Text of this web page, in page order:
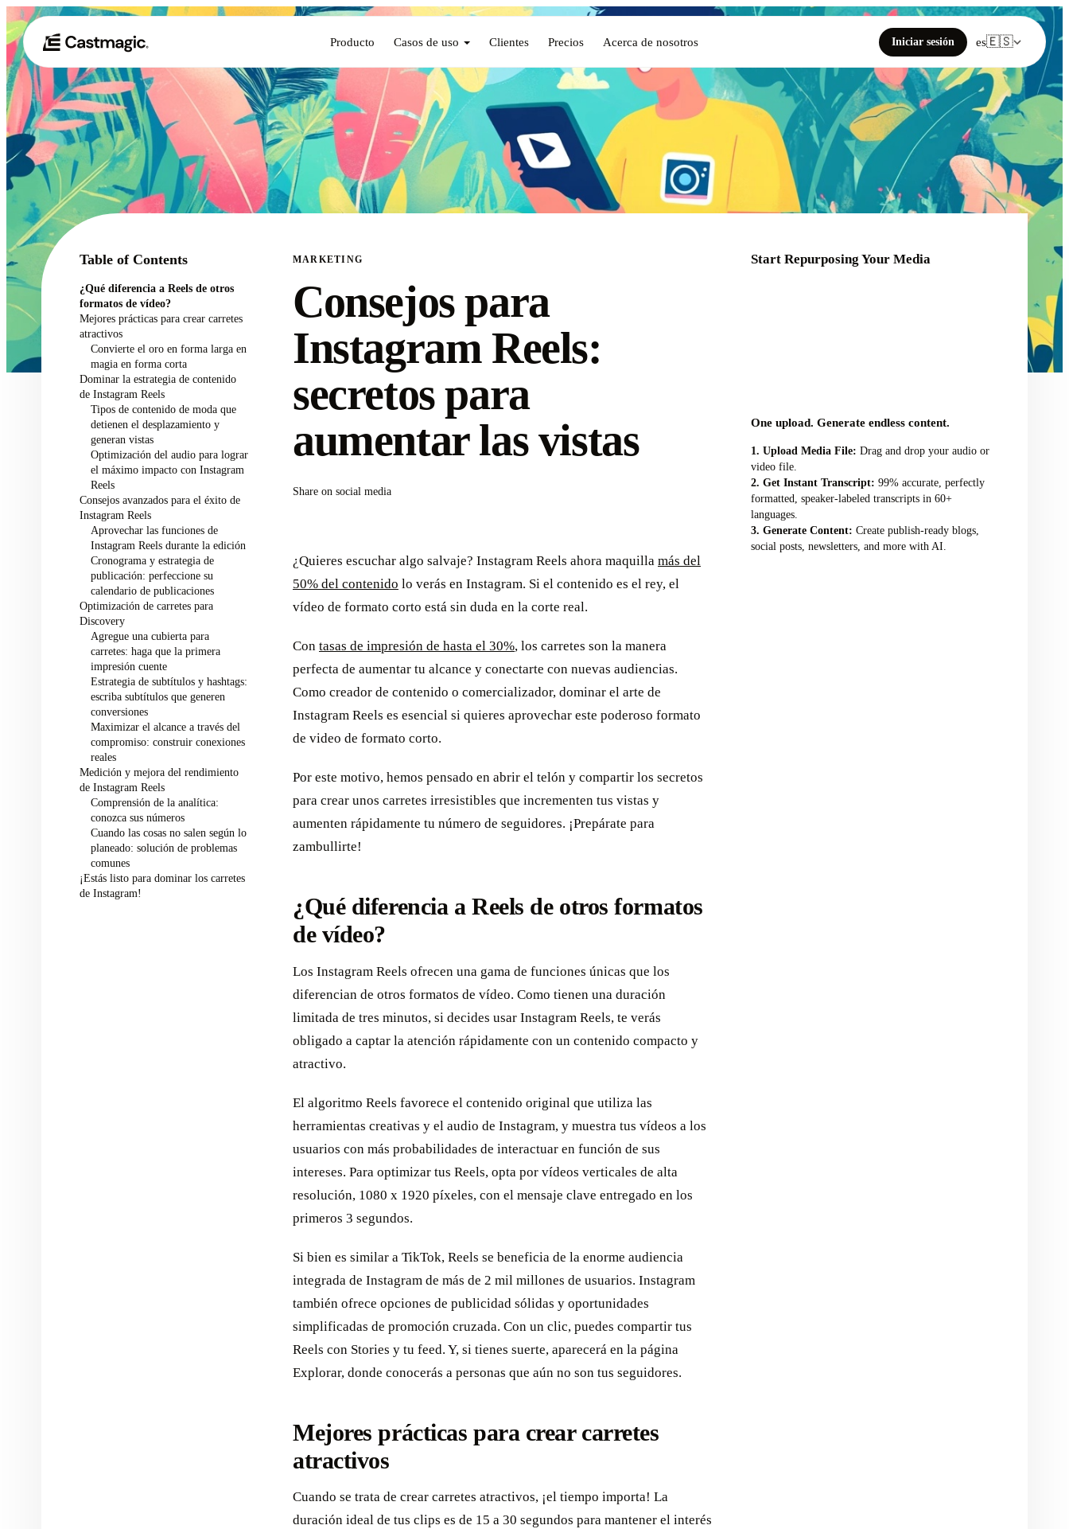
Producto Casos de uso Clientes Precios Acerca de nosotros Iniciar sesión es🇪🇸
Table of Contents
¿Qué diferencia a Reels de otros
formatos de vídeo?
Mejores prácticas para crear carretes
atractivos
Convierte el oro en forma larga en
magia en forma corta
Dominar la estrategia de contenido
de Instagram Reels
Tipos de contenido de moda que
detienen el desplazamiento y
generan vistas
Optimización del audio para lograr
el máximo impacto con Instagram
Reels
Consejos avanzados para el éxito de
Instagram Reels
Aprovechar las funciones de
Instagram Reels durante la edición
Cronograma y estrategia de
publicación: perfeccione su
calendario de publicaciones
Optimización de carretes para
Discovery
Agregue una cubierta para
carretes: haga que la primera
impresión cuente
Estrategia de subtítulos y hashtags:
escriba subtítulos que generen
conversiones
Maximizar el alcance a través del
compromiso: construir conexiones
reales
Medición y mejora del rendimiento
de Instagram Reels
Comprensión de la analítica:
conozca sus números
Cuando las cosas no salen según lo
planeado: solución de problemas
comunes
¡Estás listo para dominar los carretes
de Instagram!
MARKETING
Consejos para
Instagram Reels:
secretos para
aumentar las vistas
Share on social media
¿Quieres escuchar algo salvaje? Instagram Reels ahora maquilla más del
50% del contenido lo verás en Instagram. Si el contenido es el rey, el
vídeo de formato corto está sin duda en la corte real.
Con tasas de impresión de hasta el 30%, los carretes son la manera
perfecta de aumentar tu alcance y conectarte con nuevas audiencias.
Como creador de contenido o comercializador, dominar el arte de
Instagram Reels es esencial si quieres aprovechar este poderoso formato
de video de formato corto.
Por este motivo, hemos pensado en abrir el telón y compartir los secretos
para crear unos carretes irresistibles que incrementen tus vistas y
aumenten rápidamente tu número de seguidores. ¡Prepárate para
zambullirte!
¿Qué diferencia a Reels de otros formatos
de vídeo?
Los Instagram Reels ofrecen una gama de funciones únicas que los
diferencian de otros formatos de vídeo. Como tienen una duración
limitada de tres minutos, si decides usar Instagram Reels, te verás
obligado a captar la atención rápidamente con un contenido compacto y
atractivo.
El algoritmo Reels favorece el contenido original que utiliza las
herramientas creativas y el audio de Instagram, y muestra tus vídeos a los
usuarios con más probabilidades de interactuar en función de sus
intereses. Para optimizar tus Reels, opta por vídeos verticales de alta
resolución, 1080 x 1920 píxeles, con el mensaje clave entregado en los
primeros 3 segundos.
Si bien es similar a TikTok, Reels se beneficia de la enorme audiencia
integrada de Instagram de más de 2 mil millones de usuarios. Instagram
también ofrece opciones de publicidad sólidas y oportunidades
simplificadas de promoción cruzada. Con un clic, puedes compartir tus
Reels con Stories y tu feed. Y, si tienes suerte, aparecerá en la página
Explorar, donde conocerás a personas que aún no son tus seguidores.
Mejores prácticas para crear carretes
atractivos
Cuando se trata de crear carretes atractivos, ¡el tiempo importa! La
duración ideal de tus clips es de 15 a 30 segundos para mantener el interés
Start Repurposing Your Media
One upload. Generate endless content.
Upload Media File: Drag and drop your audio or
video file.
Get Instant Transcript: 99% accurate, perfectly
formatted, speaker-labeled transcripts in 60+
languages.
Generate Content: Create publish-ready blogs,
social posts, newsletters, and more with AI.